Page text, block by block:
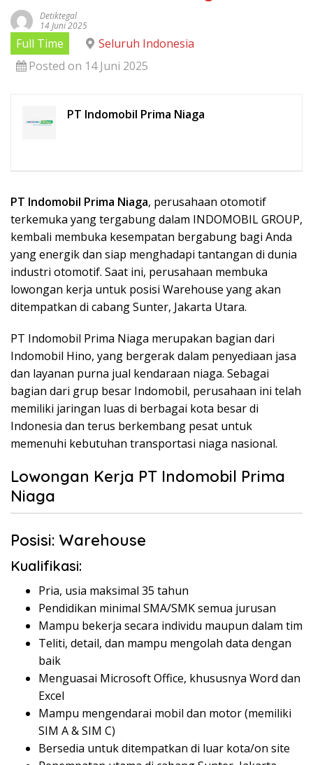
Detiktegal
14 Juni 2025
Full Time
Seluruh Indonesia
Posted on 14 Juni 2025
PT Indomobil Prima Niaga
PT Indomobil Prima Niaga, perusahaan otomotif
terkemuka yang tergabung dalam INDOMOBIL GROUP,
kembali membuka kesempatan bergabung bagi Anda
yang energik dan siap menghadapi tantangan di dunia
industri otomotif. Saat ini, perusahaan membuka
lowongan kerja untuk posisi Warehouse yang akan
ditempatkan di cabang Sunter, Jakarta Utara.
PT Indomobil Prima Niaga merupakan bagian dari
Indomobil Hino, yang bergerak dalam penyediaan jasa
dan layanan purna jual kendaraan niaga. Sebagai
bagian dari grup besar Indomobil, perusahaan ini telah
memiliki jaringan luas di berbagai kota besar di
Indonesia dan terus berkembang pesat untuk
memenuhi kebutuhan transportasi niaga nasional.
Lowongan Kerja PT Indomobil Prima
Niaga
Posisi: Warehouse
Kualifikasi:
Pria, usia maksimal 35 tahun
Pendidikan minimal SMA/SMK semua jurusan
Mampu bekerja secara individu maupun dalam tim
Teliti, detail, dan mampu mengolah data dengan
baik
Menguasai Microsoft Office, khususnya Word dan
Excel
Mampu mengendarai mobil dan motor (memiliki
SIM A & SIM C)
Bersedia untuk ditempatkan di luar kota/on site